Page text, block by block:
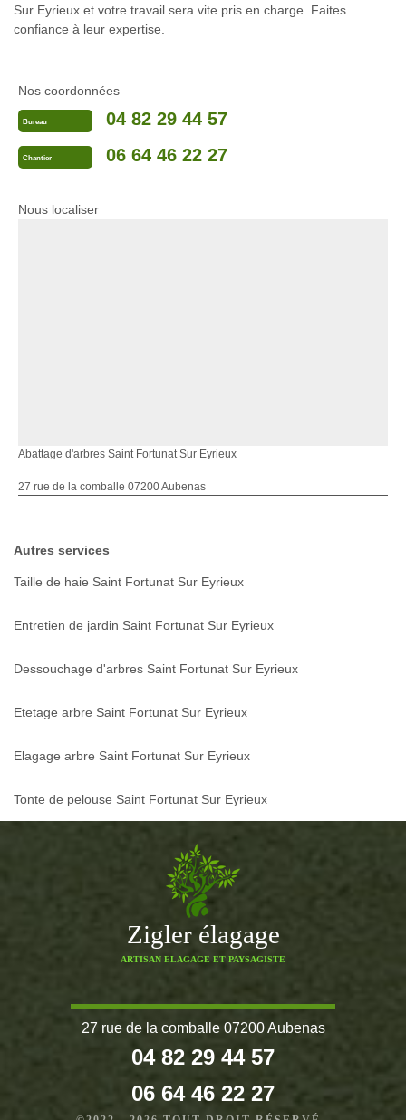
Sur Eyrieux et votre travail sera vite pris en charge. Faites
confiance à leur expertise.
Nos coordonnées
Bureau 04 82 29 44 57
Chantier 06 64 46 22 27
Nous localiser
Abattage d'arbres Saint Fortunat Sur Eyrieux
27 rue de la comballe 07200 Aubenas
Autres services
Taille de haie Saint Fortunat Sur Eyrieux
Entretien de jardin Saint Fortunat Sur Eyrieux
Dessouchage d'arbres Saint Fortunat Sur Eyrieux
Etetage arbre Saint Fortunat Sur Eyrieux
Elagage arbre Saint Fortunat Sur Eyrieux
Tonte de pelouse Saint Fortunat Sur Eyrieux
Zigler élagage
ARTISAN ELAGAGE ET PAYSAGISTE
27 rue de la comballe 07200 Aubenas
04 82 29 44 57
06 64 46 22 27